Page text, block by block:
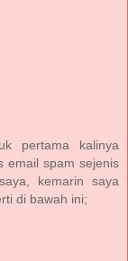
pertama kalinya
email spam sejenis
kemarin saya
di bawah ini;